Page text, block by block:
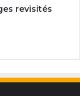
revisités